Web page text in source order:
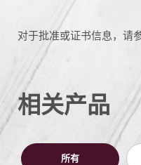
对于批准或证书信息，请
相关产品
所有